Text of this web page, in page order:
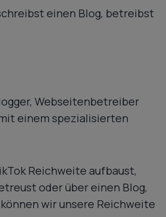
einen Blog, betreibst
Webseitenbetreiber
einem spezialisierten
Reichweite aufbaust,
oder über einen Blog,
wir unsere Reichweite